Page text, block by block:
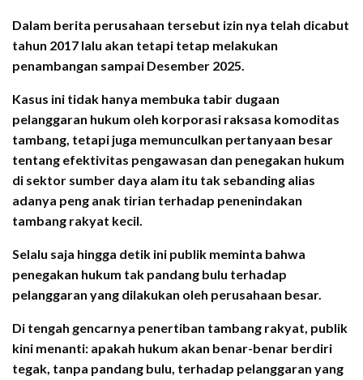
Dalam berita perusahaan tersebut izin nya telah dicabut
tahun 2017 lalu akan tetapi tetap melakukan
penambangan sampai Desember 2025.
Kasus ini tidak hanya membuka tabir dugaan
pelanggaran hukum oleh korporasi raksasa komoditas
tambang, tetapi juga memunculkan pertanyaan besar
tentang efektivitas pengawasan dan penegakan hukum
di sektor sumber daya alam itu tak sebanding alias
adanya peng anak tirian terhadap penenindakan
tambang rakyat kecil.
Selalu saja hingga detik ini publik meminta bahwa
penegakan hukum tak pandang bulu terhadap
pelanggaran yang dilakukan oleh perusahaan besar.
Di tengah gencarnya penertiban tambang rakyat, publik
kini menanti: apakah hukum akan benar-benar berdiri
tegak, tanpa pandang bulu, terhadap pelanggaran yang